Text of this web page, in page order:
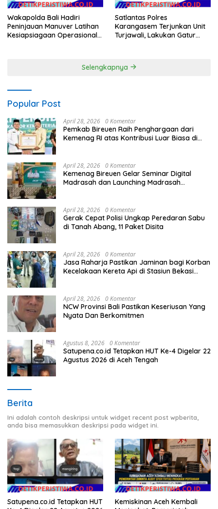
Wakapolda Bali Hadiri
Peninjauan Manuver Latihan
Kesiapsiagaan Operasional
Satlantas Polres
Karangasem Terjunkan Unit
Turjawali, Lakukan Gatur
Selengkapnya
Popular Post
April 28, 2026 0 Komentar
Pemkab Bireuen Raih Penghargaan dari
Kemenag RI atas Kontribusi Luar Biasa di
April 28, 2026 0 Komentar
Kemenag Bireuen Gelar Seminar Digital
Madrasah dan Launching Madrasah
April 28, 2026 0 Komentar
Gerak Cepat Polisi Ungkap Peredaran Sabu
di Tanah Abang, 11 Paket Disita
April 28, 2026 0 Komentar
Jasa Raharja Pastikan Jaminan bagi Korban
Kecelakaan Kereta Api di Stasiun Bekasi
April 28, 2026 0 Komentar
NCW Provinsi Bali Pastikan Keseriusan Yang
Nyata Dan Berkomitmen
Agustus 8, 2026 0 Komentar
Satupena.co.id Tetapkan HUT Ke-4 Digelar 22
Agustus 2026 di Aceh Tengah
Berita
Ini adalah contoh deskripsi untuk widget recent post wpberita,
anda bisa memasukkan deskripsi pada widget ini.
Satupena.co.id Tetapkan HUT
Kemiskinan Aceh Kembali